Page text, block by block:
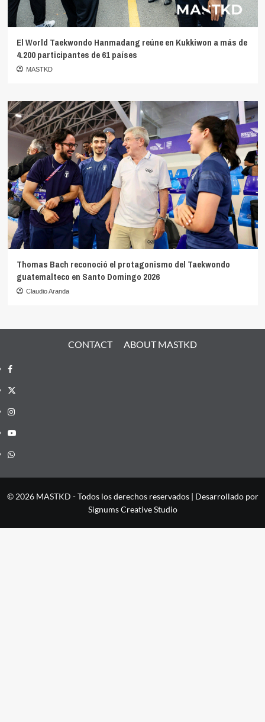
El World Taekwondo Hanmadang reúne en Kukkiwon a más de
4.200 participantes de 61 países
MASTKD
Thomas Bach reconoció el protagonismo del Taekwondo
guatemalteco en Santo Domingo 2026
Claudio Aranda
CONTACT ABOUT MASTKD
Facebook
X
Instagram
YouTube
Whatsapp